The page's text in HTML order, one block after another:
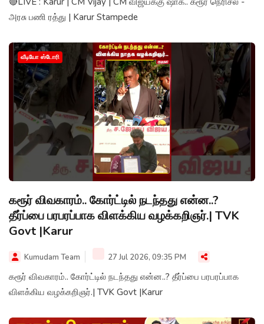
அரசு பணி ரத்து | Karur Stampede
வீடியோ ஸ்டோரி
கரூர் விவகாரம்.. கோர்ட்டில் நடந்தது என்ன..?
தீர்ப்பை பரபரப்பாக விளக்கிய வழக்கறிஞர்.| TVK
Govt |Karur
Kumudam Team 27 Jul 2026, 09:35 PM
கரூர் விவகாரம்.. கோர்ட்டில் நடந்தது என்ன..? தீர்ப்பை பரபரப்பாக
விளக்கிய வழக்கறிஞர்.| TVK Govt |Karur